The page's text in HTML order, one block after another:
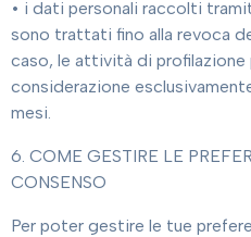
• i dati personali raccolti
sono trattati fino alla revoca
caso, le attività di profilazione
considerazione
mesi.
6. COME GESTIRE LE
CONSENSO
Per poter gestire le tue